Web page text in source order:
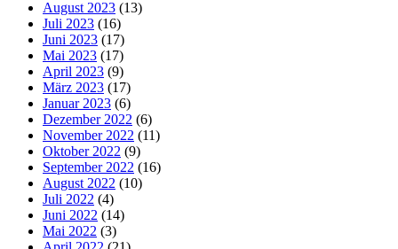
August 2023 (13)
Juli 2023 (16)
Juni 2023 (17)
Mai 2023 (17)
April 2023 (9)
März 2023 (17)
Januar 2023 (6)
Dezember 2022 (6)
November 2022 (11)
Oktober 2022 (9)
September 2022 (16)
August 2022 (10)
Juli 2022 (4)
Juni 2022 (14)
Mai 2022 (3)